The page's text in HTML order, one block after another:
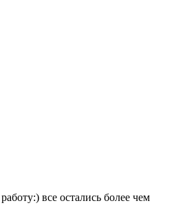
все остались более чем